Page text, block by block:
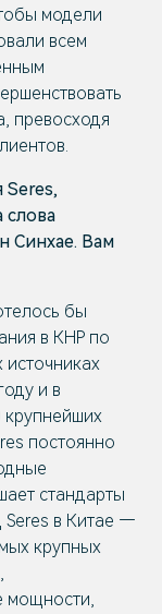
модели
всем
превосходя
Seres,
слова
Синхае. Вам
бы
в КНР по
и в
крупнейших
постоянно
стандарты
Seres в Китае —
крупных
мощности,